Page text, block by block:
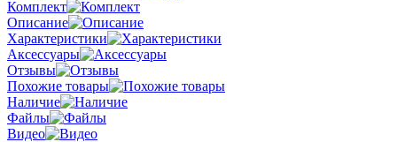
Комплект
Описание
Характеристики
Аксессуары
Отзывы
Похожие товары
Наличие
Файлы
Видео